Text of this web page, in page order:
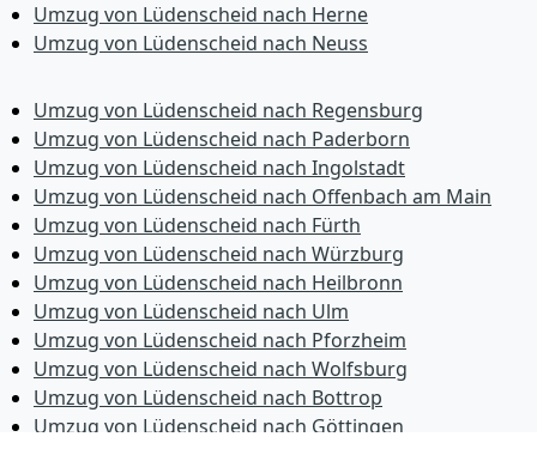
Umzug von Lüdenscheid nach Herne
Umzug von Lüdenscheid nach Neuss
Umzug von Lüdenscheid nach Regensburg
Umzug von Lüdenscheid nach Paderborn
Umzug von Lüdenscheid nach Ingolstadt
Umzug von Lüdenscheid nach Offenbach am Main
Umzug von Lüdenscheid nach Fürth
Umzug von Lüdenscheid nach Würzburg
Umzug von Lüdenscheid nach Heilbronn
Umzug von Lüdenscheid nach Ulm
Umzug von Lüdenscheid nach Pforzheim
Umzug von Lüdenscheid nach Wolfsburg
Umzug von Lüdenscheid nach Bottrop
Umzug von Lüdenscheid nach Göttingen